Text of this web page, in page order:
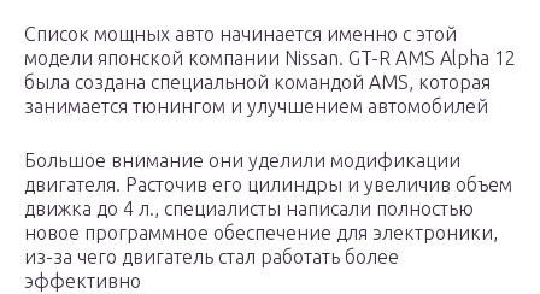
Список мощных авто начинается именно с этой
модели японской компании Nissan. GT-R AMS Alpha 12
была создана специальной командой AMS, которая
занимается тюнингом и улучшением автомобилей
Большое внимание они уделили модификации
двигателя. Расточив его цилиндры и увеличив объем
движка до 4 л., специалисты написали полностью
новое программное обеспечение для электроники,
из-за чего двигатель стал работать более
эффективно